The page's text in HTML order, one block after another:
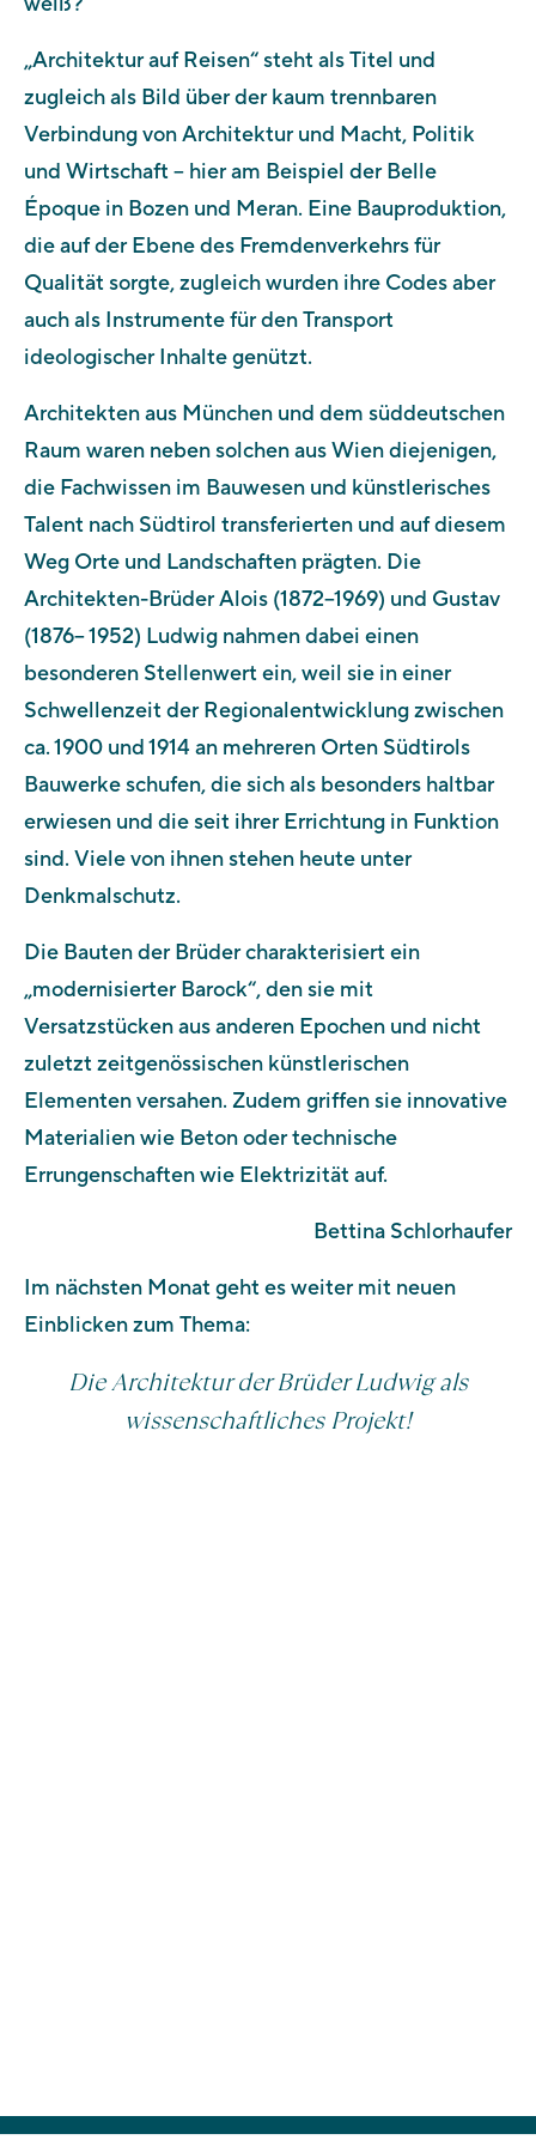
„Architektur auf Reisen“ steht als Titel und
zugleich als Bild über der kaum trennbaren
Verbindung von Architektur und Macht, Politik
und Wirtschaft – hier am Beispiel der Belle
Époque in Bozen und Meran. Eine Bauproduktion,
die auf der Ebene des Fremdenverkehrs für
Qualität sorgte, zugleich wurden ihre Codes aber
auch als Instrumente für den Transport
ideologischer Inhalte genützt.
Architekten aus München und dem süddeutschen
Raum waren neben solchen aus Wien diejenigen,
die Fachwissen im Bauwesen und künstlerisches
Talent nach Südtirol transferierten und auf diesem
Weg Orte und Landschaften prägten. Die
Architekten-Brüder Alois (1872–1969) und Gustav
(1876– 1952) Ludwig nahmen dabei einen
besonderen Stellenwert ein, weil sie in einer
Schwellenzeit der Regionalentwicklung zwischen
ca. 1900 und 1914 an mehreren Orten Südtirols
Bauwerke schufen, die sich als besonders haltbar
erwiesen und die seit ihrer Errichtung in Funktion
sind. Viele von ihnen stehen heute unter
Denkmalschutz.
Die Bauten der Brüder charakterisiert ein
„modernisierter Barock“, den sie mit
Versatzstücken aus anderen Epochen und nicht
zuletzt zeitgenössischen künstlerischen
Elementen versahen. Zudem griffen sie innovative
Materialien wie Beton oder technische
Errungenschaften wie Elektrizität auf.
Bettina Schlorhaufer
Im nächsten Monat geht es weiter mit neuen
Einblicken zum Thema:
Die Architektur der Brüder Ludwig als
wissenschaftliches Projekt!